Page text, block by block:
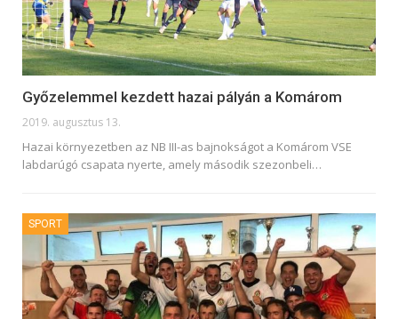
Győzelemmel kezdett hazai pályán a Komárom
2019. augusztus 13.
Hazai környezetben az NB III-as bajnokságot a Komárom VSE
labdarúgó csapata nyerte, amely második szezonbeli…
SPORT